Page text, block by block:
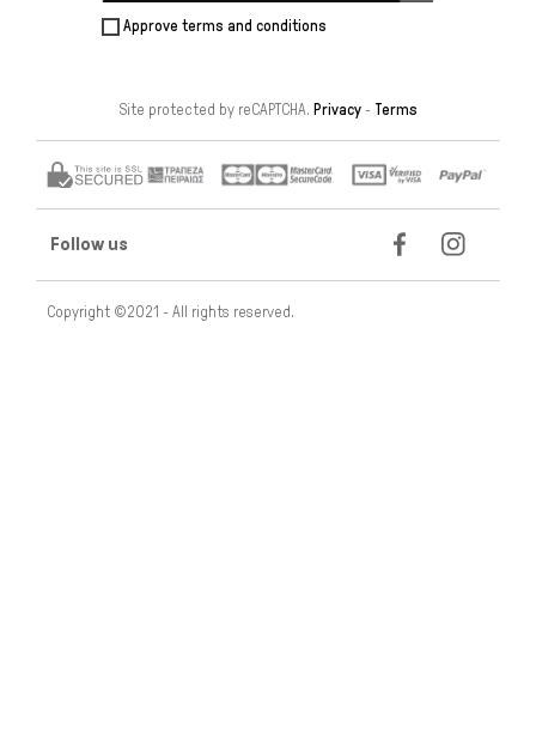
Approve terms and conditions
Site protected by reCAPTCHA. Privacy- Terms
Follow us
Copyright ©2021 - All rights reserved.